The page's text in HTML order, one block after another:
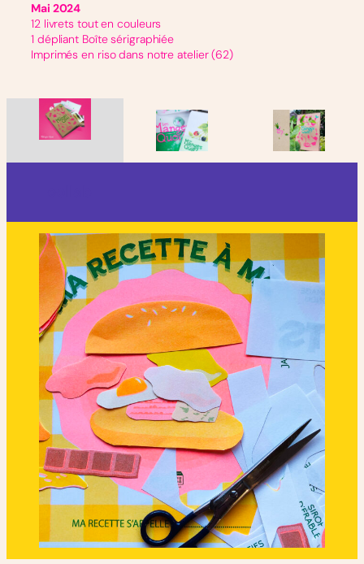
Mai 2024
12 livrets tout en couleurs
1 dépliant Boîte sérigraphiée
Imprimés en riso dans notre atelier (62)